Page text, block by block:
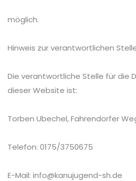
möglich.
Hinweis zur verantwortlichen
Die verantwortliche Stelle für die
dieser Website ist:
Torben Ubechel, Fahrendorfer
Telefon: 0175/3750675
E-Mail: info@kanujugend-sh.de